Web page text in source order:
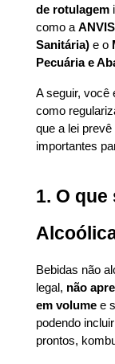
de rotulagem
como a
Sanitária) e o
Pecuária e
A seguir, você
como
que a lei
importantes
1. O
Bebidas não
legal, não
em volume e
podendo
prontos,